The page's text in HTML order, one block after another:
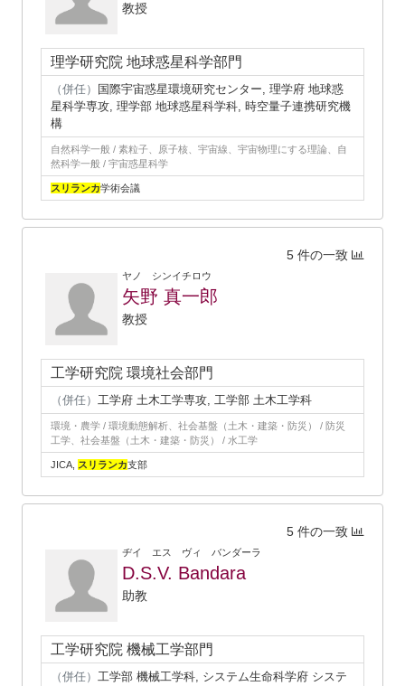
教授
理学研究院 地球惑星科学部門
（併任）
国際宇宙惑星環境研究センター, 理学府 地球惑
星科学専攻, 理学部 地球惑星科学科, 時空量子連携研究機
構
自然科学一般 / 素粒子、原子核、宇宙線、宇宙物理にする理論、自
然科学一般 / 宇宙惑星科学
スリランカ学術会議
5 件の一致
ヤノ シンイチロウ
矢野 真一郎
教授
工学研究院 環境社会部門
（併任） 工学府 土木工学専攻, 工学部 土木工学科
環境・農学 / 環境動態解析、社会基盤（土木・建築・防災） / 防災
工学、社会基盤（土木・建築・防災） / 水工学
JICA, スリランカ支部
5 件の一致
ヂイ エス ヴィ バンダーラ
D.S.V. Bandara
助教
工学研究院 機械工学部門
（併任） 工学部 機械工学科, システム生命科学府 システ